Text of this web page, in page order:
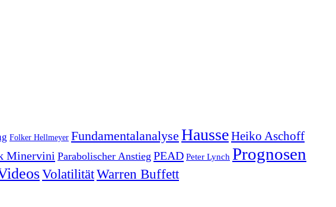
Folker Hellmeyer Fundamentalanalyse HausseHeiko Aschoff
Minervini Parabolischer Anstieg PEAD Peter Lynch Prognosen
VolatilitätWarren Buffett